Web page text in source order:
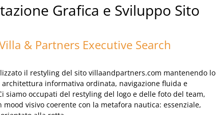
Grafica e Sviluppo Sito
& Partners Executive Search
il restyling del sito villaandpartners.com mantenendo lo
informativa ordinata, navigazione fluida e
siamo occupati del restyling del logo e delle foto del team,
mood visivo coerente con la metafora nautica: essenziale,